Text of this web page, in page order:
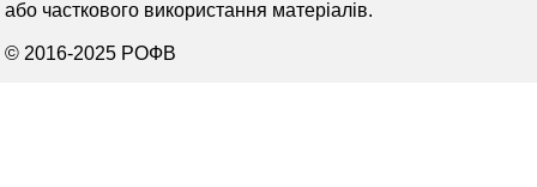
або часткового використання матеріалів.
© 2016-2025 РОФВ